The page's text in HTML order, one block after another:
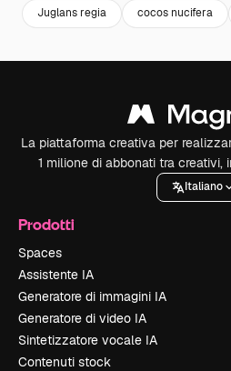
Juglans regia cocos nucifera
La piattaforma creativa per
1 milione di abbonati tra creativi,
Italiano
Prodotti
Spaces
Assistente IA
Generatore di immagini IA
Generatore di video IA
Sintetizzatore vocale IA
Contenuti stock